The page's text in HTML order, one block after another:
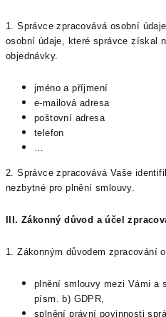
1. Správce zpracovává osobní
osobní údaje, které správce získal
objednávky.
jméno a příjmení
e-mailová adresa
poštovní adresa
telefon
…
2. Správce zpracovává Vaše
nezbytné pro plnění smlouvy.
III. Zákonný důvod a účel
1. Zákonným důvodem zpracování
plnění smlouvy mezi Vámi a
písm. b) GDPR,
splnění právní povinnosti